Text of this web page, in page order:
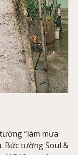
“làm mưa
Bức tường Soul &